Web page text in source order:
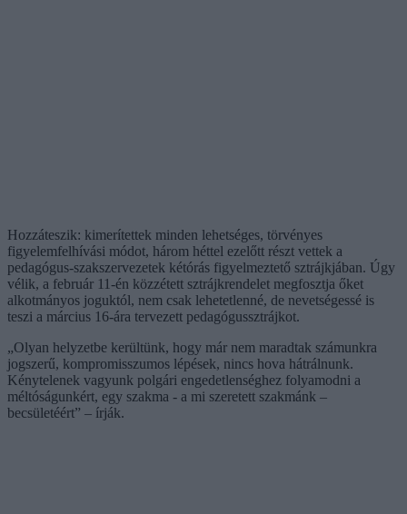
Hozzáteszik: kimerítettek minden lehetséges, törvényes
figyelemfelhívási módot, három héttel ezelőtt részt vettek a
pedagógus-szakszervezetek kétórás figyelmeztető sztrájkjában. Úgy
vélik, a február 11-én közzétett sztrájkrendelet megfosztja őket
alkotmányos joguktól, nem csak lehetetlenné, de nevetségessé is
teszi a március 16-ára tervezett pedagógussztrájkot.
„Olyan helyzetbe kerültünk, hogy már nem maradtak számunkra
jogszerű, kompromisszumos lépések, nincs hova hátrálnunk.
Kénytelenek vagyunk polgári engedetlenséghez folyamodni a
méltóságunkért, egy szakma - a mi szeretett szakmánk –
becsületéért” – írják.